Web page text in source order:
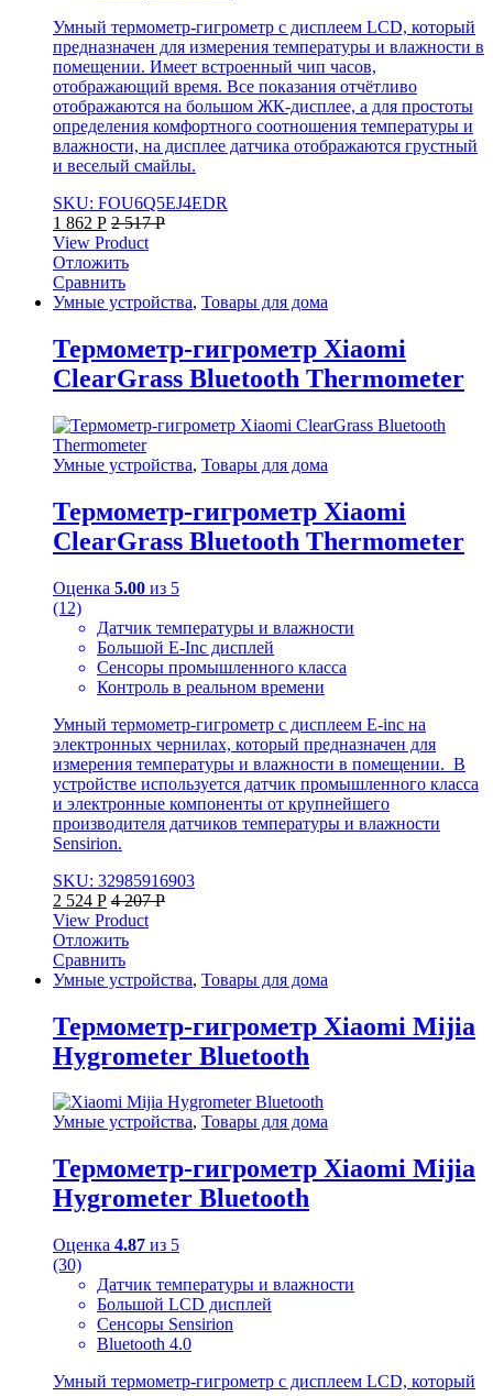
Умный термометр-гигрометр с дисплеем LCD, который
предназначен для измерения температуры и влажности в
помещении. Имеет встроенный чип часов,
отображающий время. Все показания отчётливо
отображаются на большом ЖК-дисплее, а для простоты
определения комфортного соотношения температуры и
влажности, на дисплее датчика отображаются грустный
и веселый смайлы.
SKU: FOU6Q5EJ4EDR
1 862 Р 2 517Р
View Product
Отложить
Сравнить
Умные устройства, Товары для дома
Термометр-гигрометр Xiaomi
ClearGrass Bluetooth Thermometer
Умные устройства, Товары для дома
Термометр-гигрометр Xiaomi
ClearGrass Bluetooth Thermometer
Оценка 5.00 из 5
(12)
Датчик температуры и влажности
Большой E-Inc дисплей
Сенсоры промышленного класса
Контроль в реальном времени
Умный термометр-гигрометр с дисплеем E-inc на
электронных чернилах, который предназначен для
измерения температуры и влажности в помещении. В
устройстве используется датчик промышленного класса
и электронные компоненты от крупнейшего
производителя датчиков температуры и влажности
Sensirion.
SKU: 32985916903
2 524 Р 4 207Р
View Product
Отложить
Сравнить
Умные устройства, Товары для дома
Термометр-гигрометр Xiaomi Mijia
Hygrometer Bluetooth
Умные устройства, Товары для дома
Термометр-гигрометр Xiaomi Mijia
Hygrometer Bluetooth
Оценка 4.87 из 5
(30)
Датчик температуры и влажности
Большой LCD дисплей
Сенсоры Sensirion
Bluetooth 4.0
Умный термометр-гигрометр с дисплеем LCD, который